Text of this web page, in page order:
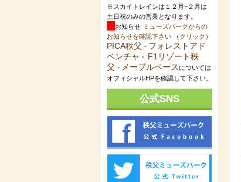
※スカイトレインは１２月~２月は
土日祝のみの営業となります。
お知らせ ミューズパークからの
お知らせを確認下さい （クリック）
PICA秩父 ・ フォレストアド
ベンチャ ・ F1リゾート秩
父 ・ メープルベース については
オフィシャルHPを確認して下さい。
公式SNS